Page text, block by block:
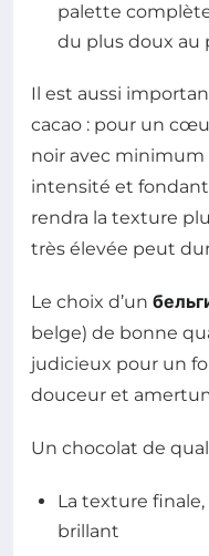
palette
du plus doux au
Il est aussi
cacao : pour un
noir avec minimum
intensité et
rendra la texture
très élevée peut
Le choix d’un
belge) de bonne
judicieux pour un
douceur et
Un chocolat de
La texture
brillant